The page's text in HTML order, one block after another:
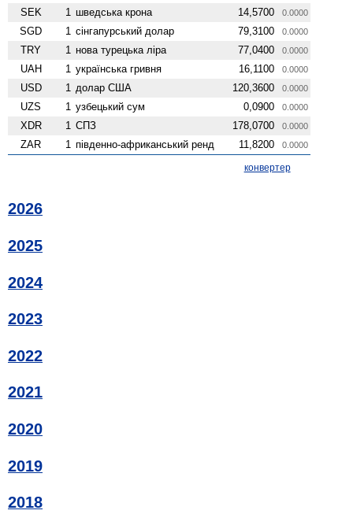
SEK 1 шведська крона 14,5700 0.0000
SGD 1 сінгапурський долар 79,3100 0.0000
TRY 1 нова турецька ліра 77,0400 0.0000
UAH 1 українська гривня 16,1100 0.0000
USD 1 долар США 120,3600 0.0000
UZS 1 узбецький сум 0,0900 0.0000
XDR 1 СПЗ 178,0700 0.0000
ZAR 1 південно-африканський ренд 11,8200 0.0000
конвертер
2026
2025
2024
2023
2022
2021
2020
2019
2018